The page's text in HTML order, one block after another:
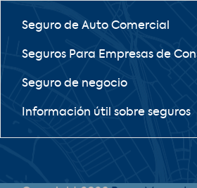
Seguro de Auto Comercial
Seguros Para Empresas de
Seguro de negocio
Información útil sobre seguros